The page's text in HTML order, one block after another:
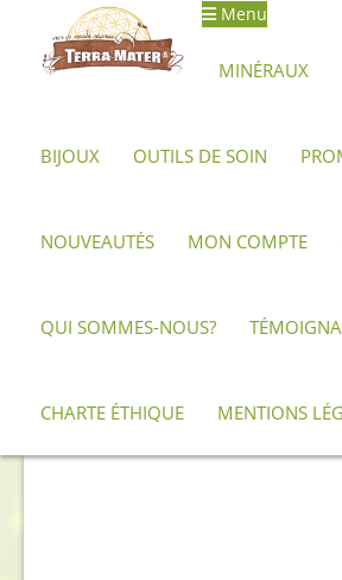
Aller
Aller
au
Menu
MINÉRAUX
BIJOUX OUTILS DE SOIN
NOUVEAUTÉS MON COMPTE
QUI SOMMES-NOUS?
CHARTE ÉTHIQUE MENTIONS
Accueil Archives
Célestine de